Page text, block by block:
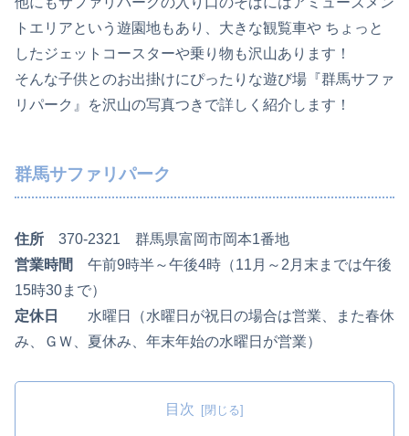
トエリアという遊園地もあり、大きな観覧車や ちょっと
したジェットコースターや乗り物も沢山あります！
そんな子供とのお出掛けにぴったりな遊び場『群馬サファ
リパーク』を沢山の写真つきで詳しく紹介します！
群馬サファリパーク
住所 370‐2321 群馬県富岡市岡本1番地
営業時間 午前9時半～午後4時（11月～2月末までは午後
15時30まで）
定休日
水曜日（水曜日が祝日の場合は営業、また春休
み、ＧＷ、夏休み、年末年始の水曜日が営業）
目次